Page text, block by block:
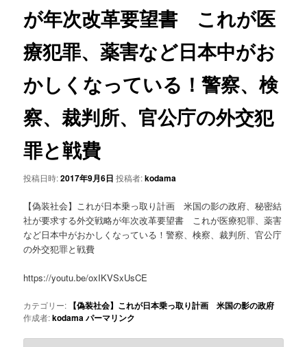
が年次改革要望書 これが医
療犯罪、薬害など日本中がお
かしくなっている！警察、検
察、裁判所、官公庁の外交犯
罪と戦費
投稿日時:2017年9月6日 投稿者:kodama
【偽装社会】これが日本乗っ取り計画 米国の影の政府、秘密結
社が要求する外交戦略が年次改革要望書 これが医療犯罪、薬害
など日本中がおかしくなっている！警察、検察、裁判所、官公庁
の外交犯罪と戦費
https://youtu.be/oxIKVSxUsCE
カテゴリー: 【偽装社会】これが日本乗っ取り計画 米国の影の政府
作成者:kodamaパーマリンク